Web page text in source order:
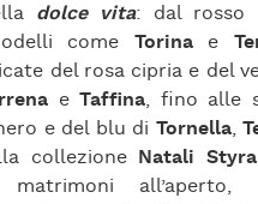
dolce vita: dal rosso
come Torinae
del rosa cipria e del
eTaffina , fino alle
e del blu di Tornella,
collezione
Natali
all’aperto,